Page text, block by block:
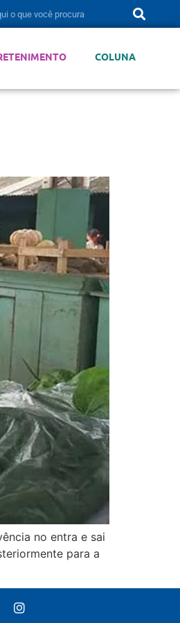
COLUNA
no entra e sai
para a